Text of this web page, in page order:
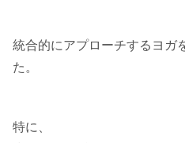
統合的にアプローチするヨガ
た。
特に、